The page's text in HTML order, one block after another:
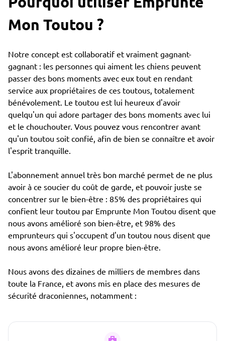
Mon Toutou ?
Notre concept est collaboratif et vraiment gagnant-
gagnant : les personnes qui aiment les chiens peuvent
passer des bons moments avec eux tout en rendant
service aux propriétaires de ces toutous, totalement
bénévolement. Le toutou est lui heureux d'avoir
quelqu'un qui adore partager des bons moments avec lui
et le chouchouter. Vous pouvez vous rencontrer avant
qu'un toutou soit confié, afin de bien se connaître et avoir
l'esprit tranquille.
L'abonnement annuel très bon marché permet de ne plus
avoir à ce soucier du coût de garde, et pouvoir juste se
concentrer sur le bien-être : 85% des propriétaires qui
confient leur toutou par Emprunte Mon Toutou disent que
nous avons amélioré son bien-être, et 98% des
emprunteurs qui s'occupent d'un toutou nous disent que
nous avons amélioré leur propre bien-être.
Nous avons des dizaines de milliers de membres dans
toute la France, et avons mis en place des mesures de
sécurité draconiennes, notamment :